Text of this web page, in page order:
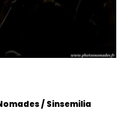
/ Sinsemilia